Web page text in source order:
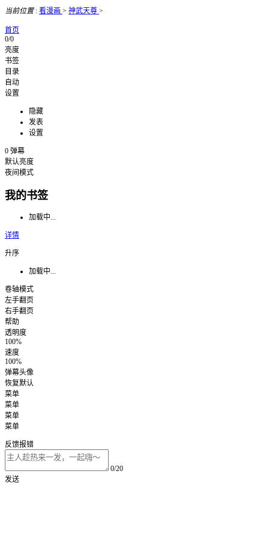
当前位置: 看漫画 > 神武天尊 >
首页
0/0
亮度
书签
目录
自动
设置
隐藏
发表
设置
0 弹幕
默认亮度
夜间模式
我的书签
加载中...
详情
升序
加载中...
卷轴模式
左手翻页
右手翻页
帮助
透明度
100%
速度
100%
弹幕头像
恢复默认
菜单
菜单
菜单
菜单
反馈报错
0/20
发送